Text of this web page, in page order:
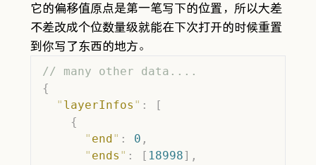
它的偏移值原点是第一笔写下的位置，所以大差
不差改成个位数量级就能在下次打开的时候重置
到你写了东西的地方。
// many other data....
{
  "
layerInfos " :
[
    {
      "
end" : 0 ,
      "
ends " : [ 18998],